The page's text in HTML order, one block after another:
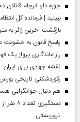
چوبه دار، فرجام
ببینید | فرمانده کل
بازگشت آخرین زائر به
پاسخ قانون به خشونت
راز ماندگاری پرواز یک
نقشه جهادی برای ایران
رکوردشکنی تاریخی بورس
هم دنبال جوانگرایی
تروریستی